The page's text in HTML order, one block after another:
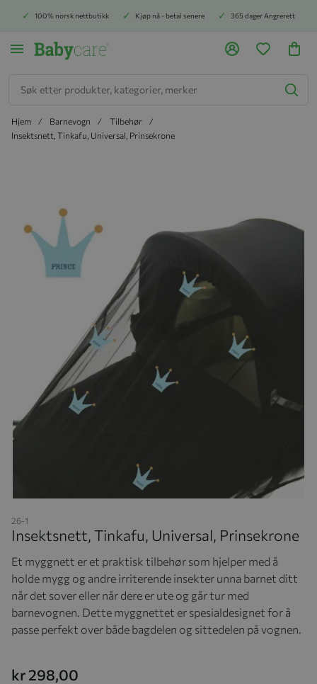
100% norsk nettbutikk Kjøp nå - betal senere 365 dager Angrerett
Hjem Barnevogn
Tilbehør
Insektsnett, Tinkafu, Universal, Prinsekrone
Hopp til slutten av bildegalleriet
26-1
Insektsnett, Tinkafu, Universal, Prinsekrone
Et myggnett er et praktisk tilbehør som hjelper med å
holde mygg og andre irriterende insekter unna barnet ditt
når det sover eller når dere er ute og går tur med
barnevognen. Dette myggnettet er spesialdesignet for å
passe perfekt over både bagdelen og sittedelen på vognen.
kr 298,00